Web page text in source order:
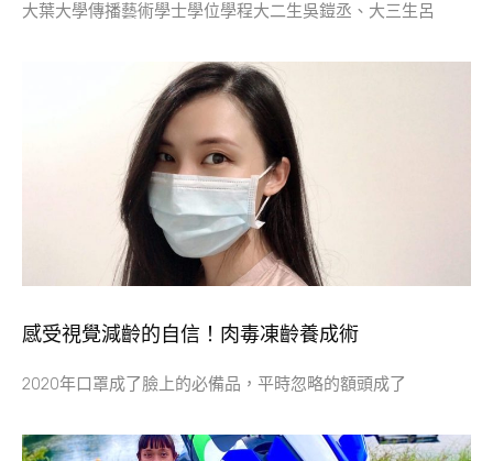
大葉大學傳播藝術學士學位學程大二生吳鎧丞、大三生呂
感受視覺減齡的自信！肉毒凍齡養成術
2020年口罩成了臉上的必備品，平時忽略的額頭成了